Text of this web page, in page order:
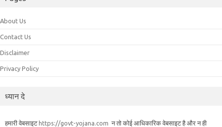
About Us
Contact Us
Disclaimer
Privacy Policy
ध्यान दे
हमारी वेबसाइट https://govt-yojana.com न तो कोई आधिकारिक वेबसाइट है और न ही